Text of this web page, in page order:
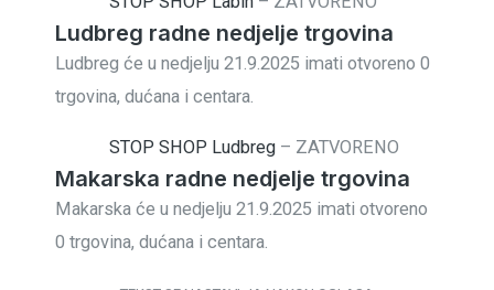
Ludbreg radne nedjelje trgovina
Ludbreg će u nedjelju 21.9.2025 imati otvoreno 0
trgovina, dućana i centara.
STOP SHOP Ludbreg – ZATVORENO
Makarska radne nedjelje trgovina
Makarska će u nedjelju 21.9.2025 imati otvoreno
0 trgovina, dućana i centara.